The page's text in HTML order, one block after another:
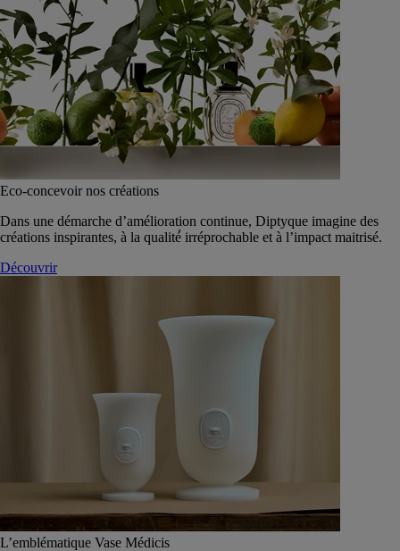
Eco-concevoir nos créations
Dans une démarche d’amélioration continue, Diptyque imagine des
créations inspirantes, à la qualité́ irréprochable et à l’impact maitrisé.
Découvrir
L’emblématique Vase Médicis